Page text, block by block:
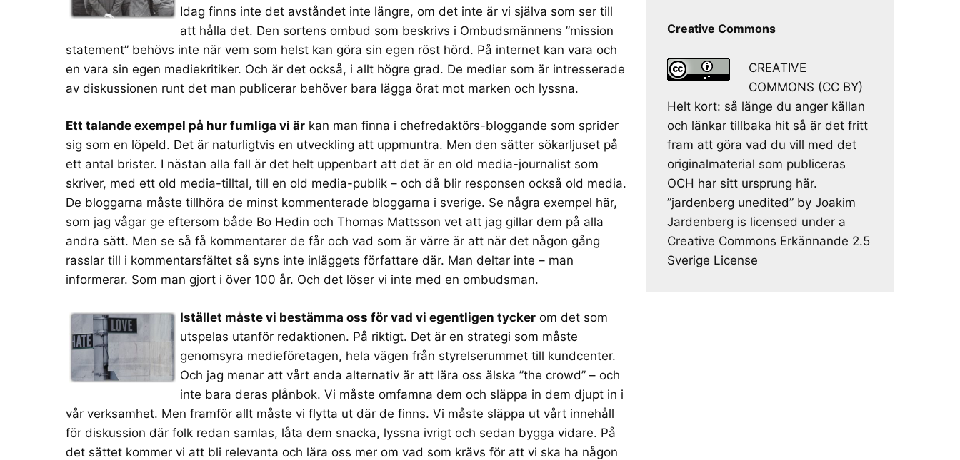
Idag finns inte det avståndet inte längre, om det inte är vi själva som ser till
att hålla det. Den sortens ombud som beskrivs i Ombudsmännens ”mission
statement” behövs inte när vem som helst kan göra sin egen röst hörd. På internet kan vara och
en vara sin egen mediekritiker. Och är det också, i allt högre grad. De medier som är intresserade
av diskussionen runt det man publicerar behöver bara lägga örat mot marken och lyssna.
Ett talande exempel på hur fumliga vi är kan man finna i chefredaktörs-bloggande som sprider
sig som en löpeld. Det är naturligtvis en utveckling att uppmuntra. Men den sätter sökarljuset på
ett antal brister. I nästan alla fall är det helt uppenbart att det är en old media-journalist som
skriver, med ett old media-tilltal, till en old media-publik – och då blir responsen också old media.
De bloggarna måste tillhöra de minst kommenterade bloggarna i sverige. Se några exempel här,
som jag vågar ge eftersom både Bo Hedin och Thomas Mattsson vet att jag gillar dem på alla
andra sätt. Men se så få kommentarer de får och vad som är värre är att när det någon gång
rasslar till i kommentarsfältet så syns inte inläggets författare där. Man deltar inte – man
informerar. Som man gjort i över 100 år. Och det löser vi inte med en ombudsman.
Istället måste vi bestämma oss för vad vi egentligen tycker om det som
utspelas utanför redaktionen. På riktigt. Det är en strategi som måste
genomsyra medieföretagen, hela vägen från styrelserummet till kundcenter.
Och jag menar att vårt enda alternativ är att lära oss älska ”the crowd” – och
inte bara deras plånbok. Vi måste omfamna dem och släppa in dem djupt in i
vår verksamhet. Men framför allt måste vi flytta ut där de finns. Vi måste släppa ut vårt innehåll
för diskussion där folk redan samlas, låta dem snacka, lyssna ivrigt och sedan bygga vidare. På
det sättet kommer vi att bli relevanta och lära oss mer om vad som krävs för att vi ska ha någon
Creative Commons
CREATIVE
COMMONS (CC BY)
Helt kort: så länge du anger källan
och länkar tillbaka hit så är det fritt
fram att göra vad du vill med det
originalmaterial som publiceras
OCH har sitt ursprung här.
”jardenberg unedited” by Joakim
Jardenberg is licensed under a
Creative Commons Erkännande 2.5
Sverige License